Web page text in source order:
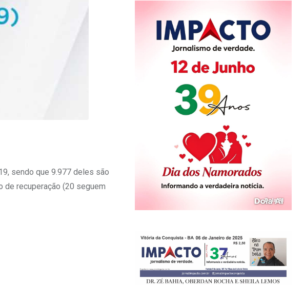
sendo que 9.977 deles são
de recuperação (20 seguem